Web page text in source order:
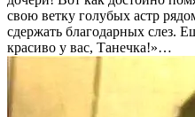
свою ветку голубых астр
сдержать благодарных слез.
красиво у вас, Танечка!»…